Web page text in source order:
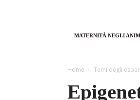
MATERNITÀ NEGLI
Home Temi degli